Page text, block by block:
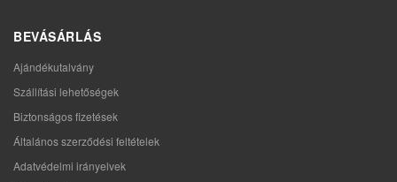
BEVÁSÁRLÁS
Ajándékutalvány
Szállítási lehetőségek
Biztonságos fizetések
Általános szerződési feltételek
Adatvédelmi irányelvek